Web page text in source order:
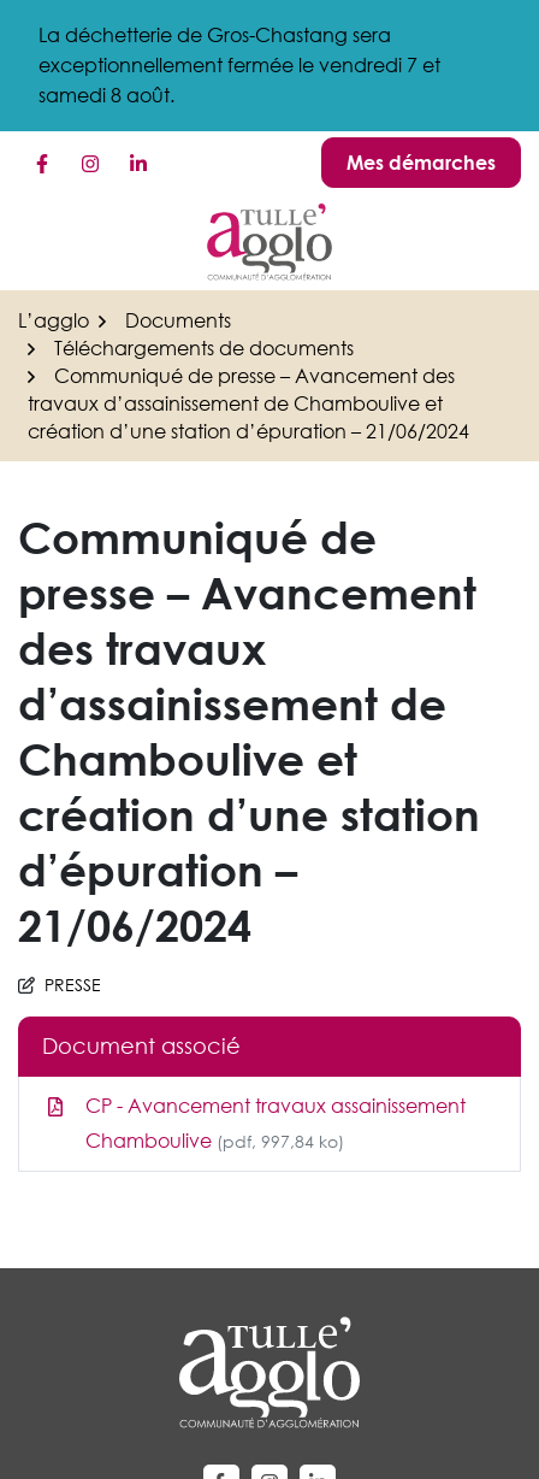
contenu
La déchetterie de Gros-Chastang sera
exceptionnellement fermée le vendredi 7 et
samedi 8 août.
Lien vers le compte Facebook
Lien vers le compte Instagram
Lien vers le compte LinkedinMes démarches
L’agglo
Documents
Téléchargements de documents
Communiqué de presse – Avancement des
travaux d’assainissement de Chamboulive et
création d’une station d’épuration – 21/06/2024
Communiqué de
presse – Avancement
des travaux
d’assainissement de
Chamboulive et
création d’une station
d’épuration –
21/06/2024
PRESSE
Document associé
CP - Avancement travaux assainissement
Chamboulive (pdf, 997,84 ko)